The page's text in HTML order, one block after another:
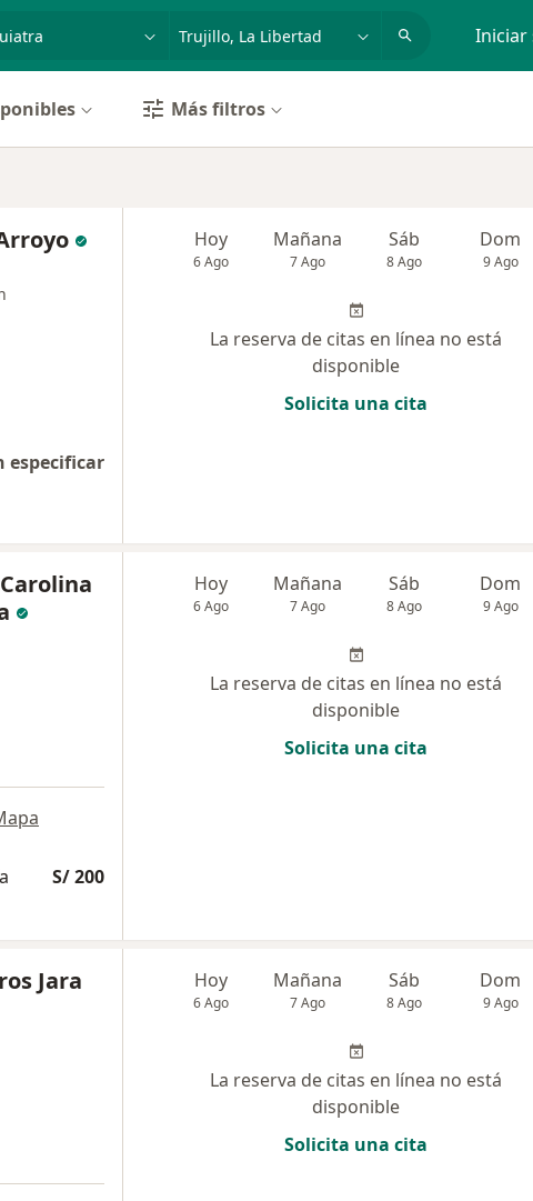
Iniciar
Más filtros
especificar
Hoy
6 Ago
Mañana
7 Ago
Sáb
8 Ago
Dom
9 Ago
La reserva de citas en línea no está
disponible
Solicita una cita
S/ 200
Hoy
6 Ago
Mañana
7 Ago
Sáb
8 Ago
Dom
9 Ago
La reserva de citas en línea no está
disponible
Solicita una cita
Jara
Hoy
6 Ago
Mañana
7 Ago
Sáb
8 Ago
Dom
9 Ago
La reserva de citas en línea no está
disponible
Solicita una cita